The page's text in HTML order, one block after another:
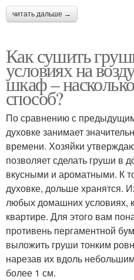
читать дальше →
Как сушить
условиях на
шкаф –
способ?
По сравнению с
духовке занимает
времени. Хозяйки
позволяет сделать груши в
вкусными и ароматными. К
духовке, дольше хранятся.
любых домашних условиях,
квартире. Для этого вам
противень пергаментной
выложить груши тонким
нарезав их вдоль
более 1 см.